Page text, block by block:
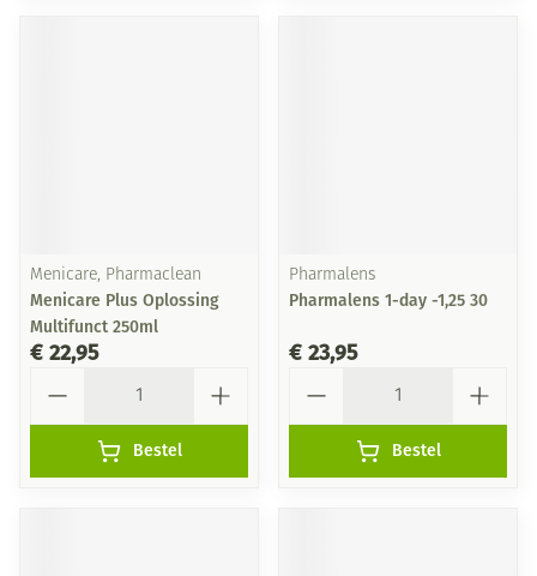
Menicare, Pharmaclean
Menicare Plus Oplossing
Multifunct 250ml
€ 22,95
Bestel
Pharmalens
Pharmalens 1-day -1,25 30
€ 23,95
Bestel